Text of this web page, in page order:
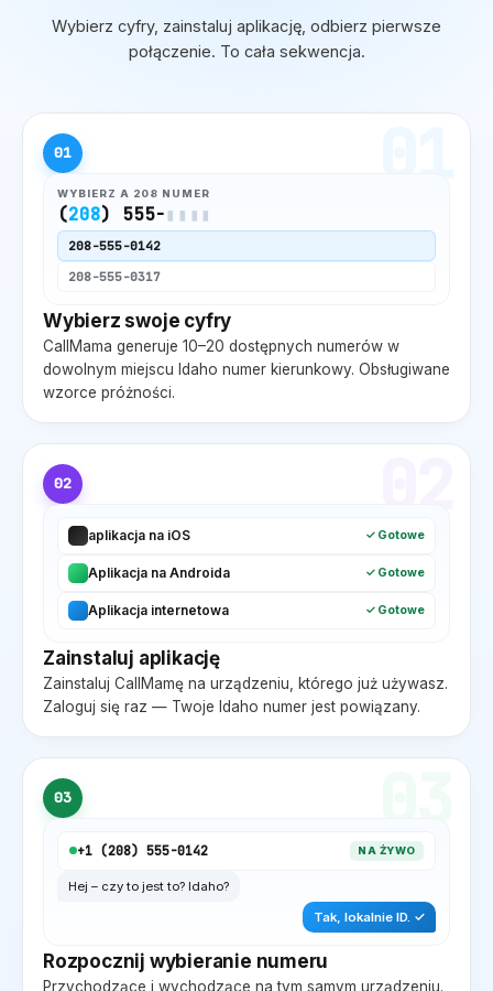
Wybierz cyfry, zainstaluj aplikację, odbierz pierwsze
połączenie. To cała sekwencja.
01
WYBIERZ A 208 NUMER
(208) 555-▮▮▮▮
208-555-0142
208-555-0317
Wybierz swoje cyfry
CallMama generuje 10–20 dostępnych numerów w
dowolnym miejscu Idaho numer kierunkowy. Obsługiwane
wzorce próżności.
02
aplikacja na iOS ✓ Gotowe
Aplikacja na Androida ✓ Gotowe
Aplikacja internetowa ✓ Gotowe
Zainstaluj aplikację
Zainstaluj CallMamę na urządzeniu, którego już używasz.
Zaloguj się raz — Twoje Idaho numer jest powiązany.
03
+1 (208) 555-0142 NA ŻYWO
Hej – czy to jest to? Idaho?
Tak, lokalnie ID . ✓
Rozpocznij wybieranie numeru
Przychodzące i wychodzące na tym samym urządzeniu.